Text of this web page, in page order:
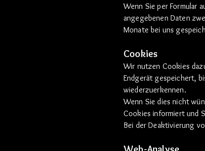
Wenn Sie per Formular
angegebenen Daten
Monate bei uns
Cookies
Wir nutzen Cookies
Endgerät gespeichert,
wiederzuerkennen.
Wenn Sie dies nicht
Cookies informiert und
Bei der Deaktivierung